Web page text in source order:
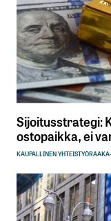
Sijoitusstrategi:
ostopaikka, ei
KAUPALLINEN YHTEISTYÖ